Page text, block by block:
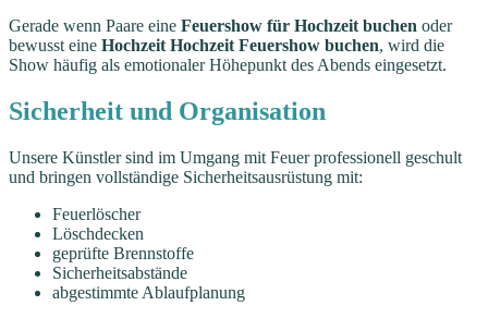
Gerade wenn Paare eine Feuershow für Hochzeit buchen oder
bewusst eine Hochzeit Hochzeit Feuershow buchen, wird die
Show häufig als emotionaler Höhepunkt des Abends eingesetzt.
Sicherheit und Organisation
Unsere Künstler sind im Umgang mit Feuer professionell geschult
und bringen vollständige Sicherheitsausrüstung mit:
Feuerlöscher
Löschdecken
geprüfte Brennstoffe
Sicherheitsabstände
abgestimmte Ablaufplanung